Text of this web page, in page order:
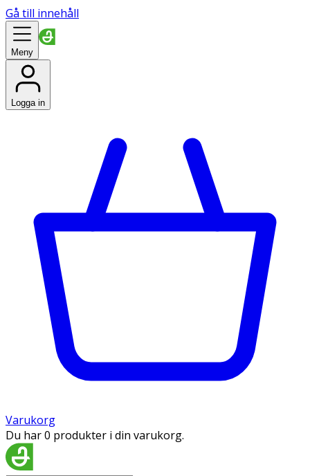
Gå till innehåll
Meny
Logga in
Varukorg
Du har 0 produkter i din varukorg.